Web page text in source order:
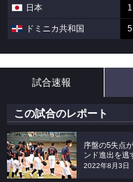
日本 1
ドミニカ共和国 5
試合速報
この試合のレポート
序盤の5失点
ンド進出を逃
2022年8月3日